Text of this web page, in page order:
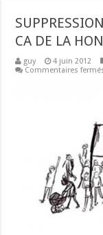
CA DE LA
guy 4 juin 2012
Commentaires